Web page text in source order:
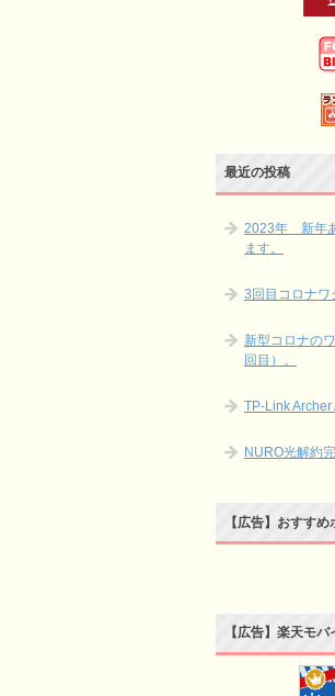
最近の投稿
2023年 新年
ます。
3回目コロナワ
新型コロナの
回目）。
TP-Link Archer
NURO光解約完
【広告】おすす
【広告】楽天モバ